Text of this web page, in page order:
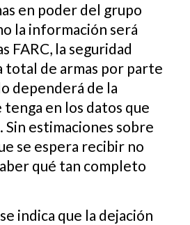
en poder del grupo
la información será
FARC, la seguridad
total de armas por parte
dependerá de la
tenga en los datos que
estimaciones sobre
se espera recibir no
qué tan completo
indica que la dejación